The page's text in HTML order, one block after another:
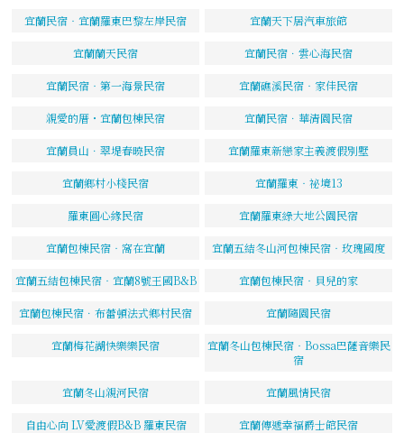
宜蘭民宿‧宜蘭羅東巴黎左岸民宿 宜蘭天下居汽車旅館
宜蘭蘭天民宿 宜蘭民宿．雲心海民宿
宜蘭民宿‧第一海景民宿 宜蘭礁溪民宿‧家佳民宿
親愛的厝・宜蘭包棟民宿 宜蘭民宿．華清園民宿
宜蘭員山．翠堤春曉民宿 宜蘭羅東新戀家主義渡假別墅
宜蘭鄉村小棧民宿 宜蘭羅東‧祕境13
羅東圓心緣民宿 宜蘭羅東綠大地公園民宿
宜蘭包棟民宿‧窩在宜蘭 宜蘭五結冬山河包棟民宿‧玫瑰國度
宜蘭五結包棟民宿‧宜蘭8號王國B&B 宜蘭包棟民宿‧貝兒的家
宜蘭包棟民宿．布蕾頓法式鄉村民宿 宜蘭隨園民宿
宜蘭梅花湖快樂樂民宿
宜蘭冬山包棟民宿‧Bossa巴薩音樂民
宿
宜蘭冬山親河民宿 宜蘭風情民宿
自由心向 LV愛渡假B&B 羅東民宿 宜蘭傳遞幸福爵士館民宿